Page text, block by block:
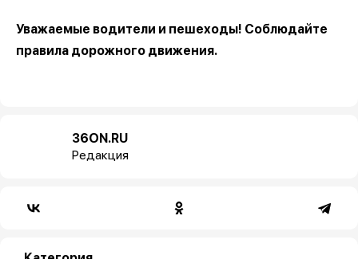
Уважаемые водители и пешеходы! Соблюдайте
правила дорожного движения.
36ON.RU
Редакция